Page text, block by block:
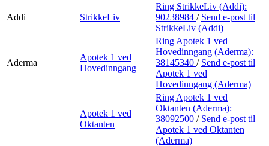
Addi StrikkeLiv
Ring StrikkeLiv (Addi):
90238984 / Send e-post til
StrikkeLiv (Addi)
Aderma
Apotek 1 ved
Hovedinngang
Ring Apotek 1 ved
Hovedinngang (Aderma):
38145340 / Send e-post til
Apotek 1 ved
Hovedinngang (Aderma)
Apotek 1 ved
Oktanten
Ring Apotek 1 ved
Oktanten (Aderma):
38092500 / Send e-post til
Apotek 1 ved Oktanten
(Aderma)